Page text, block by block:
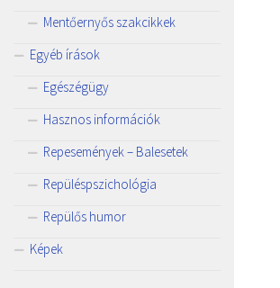
Mentőernyős szakcikkek
Egyéb írások
Egészégügy
Hasznos információk
Repesemények – Balesetek
Repüléspszichológia
Repülős humor
Képek